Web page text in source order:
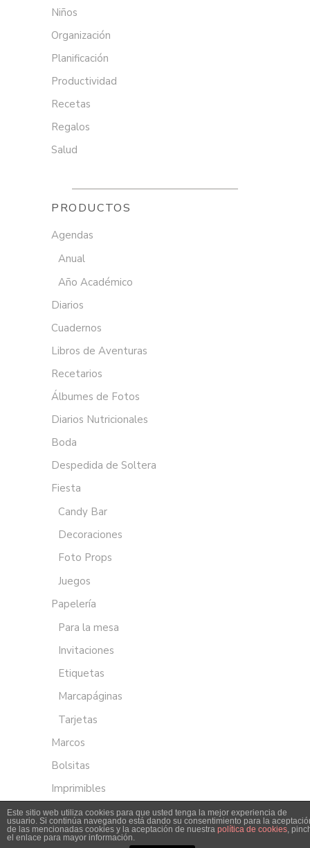
Niños
Organización
Planificación
Productividad
Recetas
Regalos
Salud
PRODUCTOS
Agendas
Anual
Año Académico
Diarios
Cuadernos
Libros de Aventuras
Recetarios
Álbumes de Fotos
Diarios Nutricionales
Boda
Despedida de Soltera
Fiesta
Candy Bar
Decoraciones
Foto Props
Juegos
Papelería
Para la mesa
Invitaciones
Etiquetas
Marcapáginas
Tarjetas
Marcos
Bolsitas
Imprimibles
Este sitio web utiliza cookies para que usted tenga la mejor experiencia de
usuario. Si continúa navegando está dando su consentimiento para la
de las mencionadas cookies y la aceptación de nuestra política de cookies,
el enlace para mayor información.